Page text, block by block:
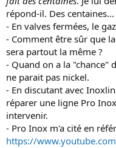
répond-il. Des
- En valves fermées, le
- Comment être sûr que
sera partout la même ?
- Quand on a la "chance"
ne parait pas nickel.
- En discutant avec
réparer une ligne Pro
intervenir.
- Pro Inox m'a cité en
https://